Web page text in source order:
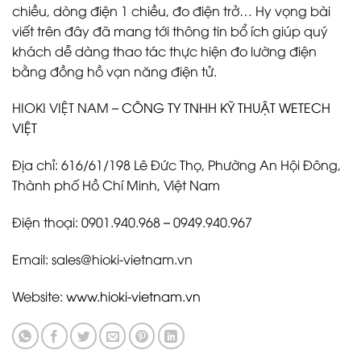
chiều, dòng điện 1 chiều, đo điện trở… Hy vọng bài
viết trên đây đã mang tới thông tin bổ ích giúp quý
khách dễ dàng thao tác thực hiện đo lường điện
bằng đồng hồ vạn năng điện tử.
HIOKI VIỆT NAM –CÔNG TY TNHH KỸ THUẬT WETECH
VIỆT
Địa chỉ: 616/61/198 Lê Đức Thọ, Phường An Hội Đông,
Thành phố Hồ Chí Minh, Việt Nam
Điện thoại: 0901.940.968 – 0949.940.967
Email: sales@hioki-vietnam.vn
Website: www.hioki-vietnam.vn